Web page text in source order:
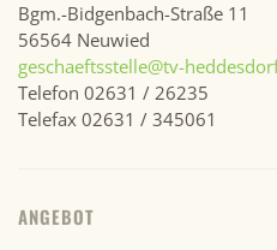
Bgm.-Bidgenbach-Straße 11
56564 Neuwied
geschaeftsstelle@tv-
Telefon 02631 / 26235
Telefax 02631 / 345061
ANGEBOT